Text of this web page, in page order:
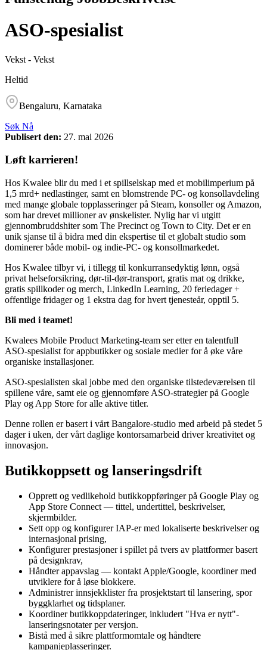
ASO-spesialist
Vekst - Vekst
Heltid
Bengaluru, Karnataka
Søk Nå
Publisert den: 27. mai 2026
Løft karrieren!
Hos Kwalee blir du med i et spillselskap med et mobilimperium på
1,5 mrd+ nedlastinger, samt en blomstrende PC- og konsollavdeling
med mange globale topplasseringer på Steam, konsoller og Amazon,
som har drevet millioner av ønskelister. Nylig har vi utgitt
gjennombruddshiter som The Precinct og Town to City. Det er en
unik sjanse til å bidra med din ekspertise til et globalt studio som
dominerer både mobil- og indie-PC- og konsollmarkedet.
Hos Kwalee tilbyr vi, i tillegg til konkurransedyktig lønn, også
privat helseforsikring, dør-til-dør-transport, gratis mat og drikke,
gratis spillkoder og merch, LinkedIn Learning, 20 feriedager +
offentlige fridager og 1 ekstra dag for hvert tjenesteår, opptil 5.
Bli med i teamet!
Kwalees Mobile Product Marketing-team ser etter en talentfull
ASO-spesialist for appbutikker og sosiale medier for å øke våre
organiske installasjoner.
ASO-spesialisten skal jobbe med den organiske tilstedeværelsen til
spillene våre, samt eie og gjennomføre ASO-strategier på Google
Play og App Store for alle aktive titler.
Denne rollen er basert i vårt Bangalore-studio med arbeid på stedet 5
dager i uken, der vårt daglige kontorsamarbeid driver kreativitet og
innovasjon.
Butikkoppsett og lanseringsdrift
Opprett og vedlikehold butikkoppføringer på Google Play og
App Store Connect — tittel, undertittel, beskrivelser,
skjermbilder.
Sett opp og konfigurer IAP-er med lokaliserte beskrivelser og
internasjonal prising,
Konfigurer prestasjoner i spillet på tvers av plattformer basert
på designkrav,
Håndter appavslag — kontakt Apple/Google, koordiner med
utviklere for å løse blokkere.
Administrer innsjekklister fra prosjektstart til lansering, spor
byggklarhet og tidsplaner.
Koordiner butikkoppdateringer, inkludert "Hva er nytt"-
lanseringsnotater per versjon.
Bistå med å sikre plattformomtale og håndtere
kampanjeplasseringer.